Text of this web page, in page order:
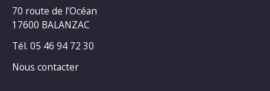
70 route de l’Océan
17600 BALANZAC
Tél. 05 46 94 72 30
Nous contacter